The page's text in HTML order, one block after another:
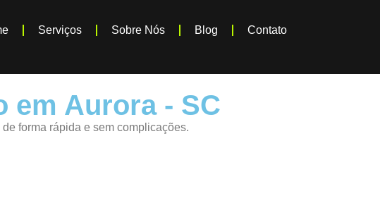
Serviços Sobre Nós Blog Contato
em Aurora - SC
forma rápida e sem complicações.